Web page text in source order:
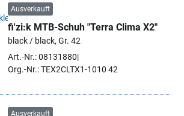
Ausverkauft
fi'zi:k MTB-Schuh "Terra Clima X2"
black / black, Gr. 42
Art.-Nr.: 08131880
Org.-Nr.: TEX2CLTX1-1010 42
Ausverkauft